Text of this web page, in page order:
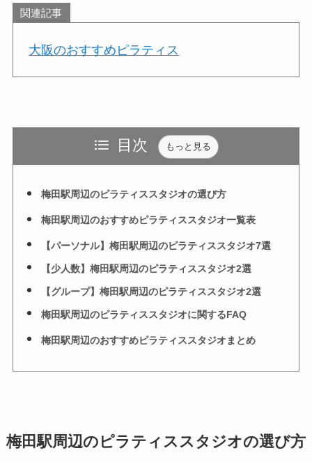
関連記事
大阪のおすすめピラティス
目次 もっと見る
梅田駅周辺のピラティススタジオの選び方
梅田駅周辺のおすすめピラティススタジオ一覧表
【パーソナル】梅田駅周辺のピラティススタジオ7選
【少人数】梅田駅周辺のピラティススタジオ2選
【グループ】梅田駅周辺のピラティススタジオ2選
梅田駅周辺のピラティススタジオに関するFAQ
梅田駅周辺のおすすめピラティススタジオまとめ
梅田駅周辺のピラティススタジオの選び方